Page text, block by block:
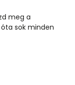
meg a
sok minden